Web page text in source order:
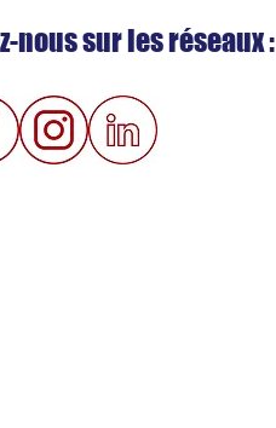
nous sur les réseaux :